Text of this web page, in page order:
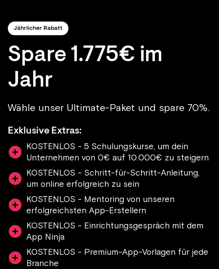
Jährlicher Rabatt
Spare 1.775€ im
Jahr
Wähle unser Ultimate-Paket und spare 70%.
Exklusive Extras:
KOSTENLOS - 5 Schulungskurse, um dein
Unternehmen von 0€ auf 10.000€ zu steigern
KOSTENLOS - Schritt-für-Schritt-Anleitung,
um online erfolgreich zu sein
KOSTENLOS - Mentoring von unseren
erfolgreichsten App-Erstellern
KOSTENLOS - Einrichtungsgespräch mit dem
App Ninja
KOSTENLOS - Premium-App-Vorlagen für jede
Branche